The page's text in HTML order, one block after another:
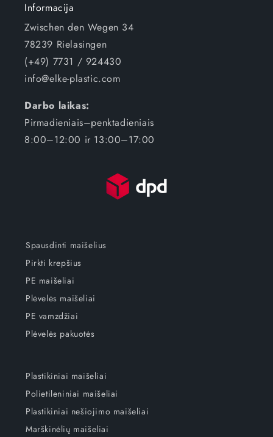
Informacija
Zwischen den Wegen 34
78239 Rielasingen
(+49) 7731 / 924430
info@elke-plastic.com
Darbo laikas:
Pirmadieniais–penktadieniais
8:00–12:00 ir 13:00–17:00
Spausdinti maišelius
Pirkti krepšius
PE maišeliai
Plėvelės maišeliai
PE vamzdžiai
Plėvelės pakuotės
Plastikiniai maišeliai
Polietileniniai maišeliai
Plastikiniai nešiojimo maišeliai
Marškinėlių maišeliai